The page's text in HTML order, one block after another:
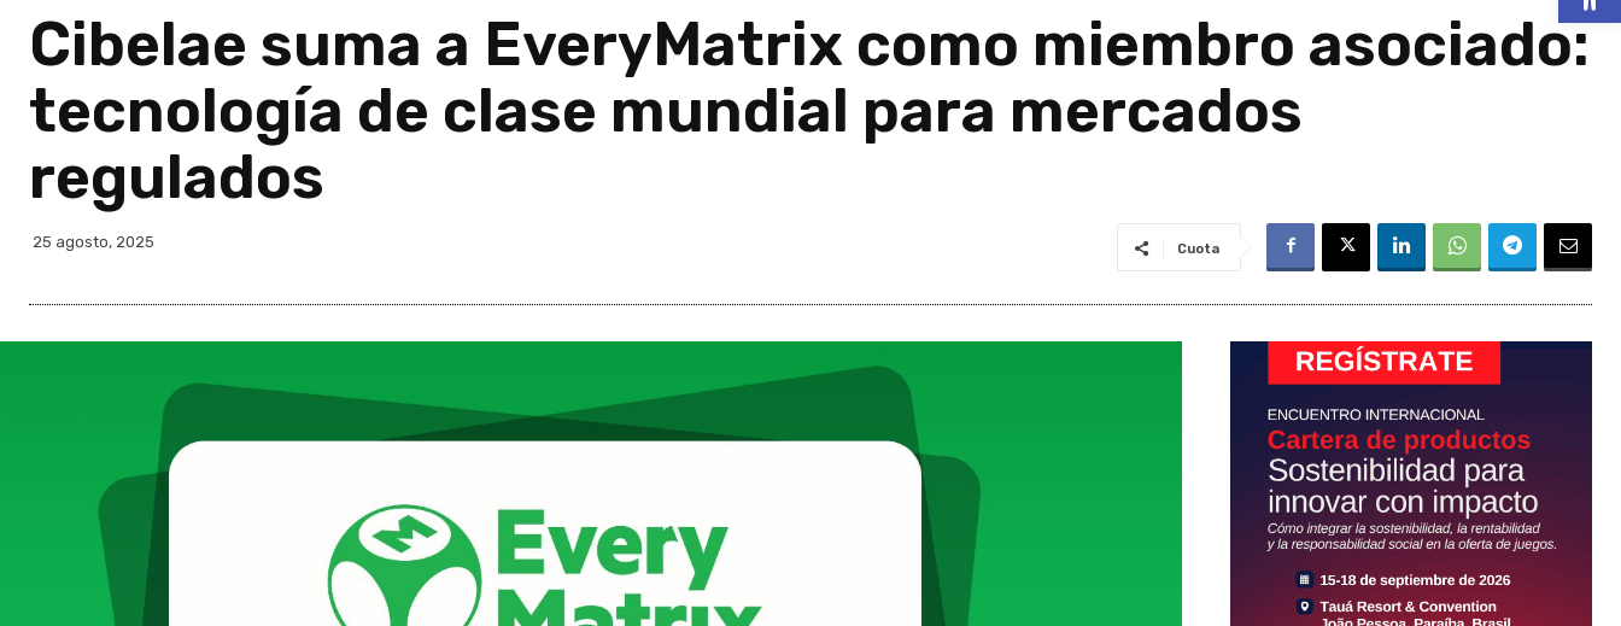
Cibelae suma a EveryMatrix como miembro asociado:
tecnología de clase mundial para mercados
regulados
25 agosto, 2025 Cuota